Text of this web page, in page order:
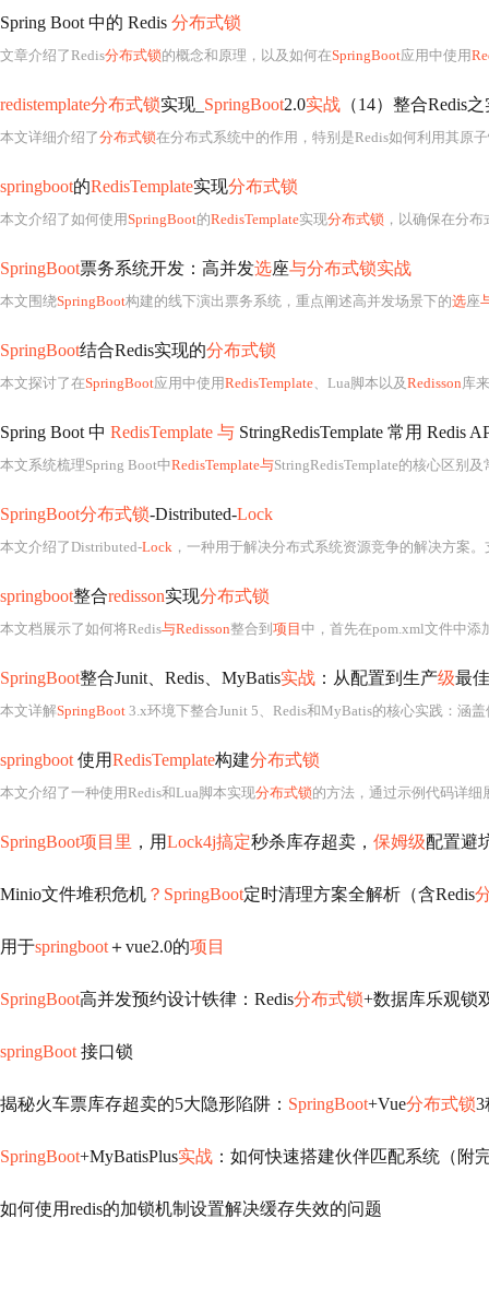
Spring Boot 中的 Redis 分布式锁
文章介绍了Redis分布式锁的概念和原理，以及如何在SpringBoot应用中使用
redistemplate分布式锁实现_ SpringBoot2.0实战 （14）整合Redis
本文详细介绍了分布式锁在分布式系统中的作用，特别是Redis如何利用其原
springboot的RedisTemplate实现分布式锁
本文介绍了如何使用SpringBoot的RedisTemplate实现分布式锁 ，以确保在分布式环境下业务操作
SpringBoot票务系统开发：高并发选座与分布式锁实战
本文围绕SpringBoot构建的线下演出票务系统，重点阐述高并发场景下的选座
SpringBoot结合Redis实现的分布式锁
本文探讨了在SpringBoot应用中使用RedisTemplate、Lua脚本以及Redisson库
Spring Boot 中 RedisTemplate 与 StringRedisTemplate 常用 Redis
本文系统梳理Spring Boot中RedisTemplate与StringRedisTemplate的核心区别及常用API：
SpringBoot分布式锁-Distributed-Lock
本文介绍了Distributed-Lock ，一种用于解决分布式系统资源竞争的解决方案。支持Redis、Zookeeper、Mysql作为底层存储，推荐使用Redis。该锁具备自动释放、可重入和Spel
springboot整合redisson实现分布式锁
本文档展示了如何将Redis与Redisson整合到 项目 中，首先在pom.xml文件中添
SpringBoot整合Junit、Redis、MyBatis实战 ：从配置到生产级最
本文详解SpringBoot 3.x环境下整合Junit 5、Redis和MyBatis的核心实践：涵
springboot 使用RedisTemplate构建分布式锁
本文介绍了一种使用Redis和Lua脚本实现分布式锁的方法，通过示例代码详
SpringBoot项目里 ，用Lock4j搞定秒杀库存超卖， 保姆级配置避
Minio文件堆积危机 ？SpringBoot定时清理方案全解析（含Redis
用于springboot ＋vue2.0的项目
SpringBoot高并发预约设计铁律：Redis分布式锁+数据库乐观锁
springBoot 接口锁
揭秘火车票库存超卖的5大隐形陷阱： SpringBoot+Vue分布式锁3
SpringBoot+MyBatisPlus实战 ：如何快速搭建伙伴匹配系统（附
如何使用redis的加锁机制设置解决缓存失效的问题